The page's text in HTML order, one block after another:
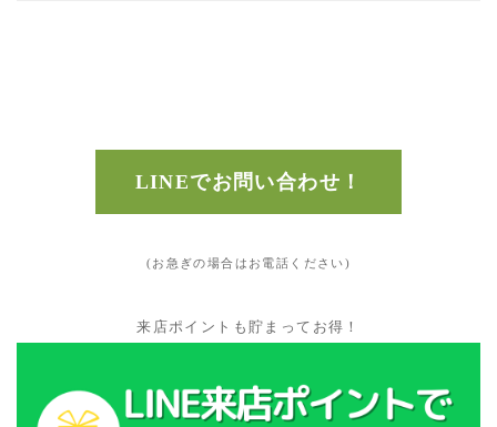
LINEでお問い合わせ！
(お急ぎの場合はお電話ください)
来店ポイントも貯まってお得！